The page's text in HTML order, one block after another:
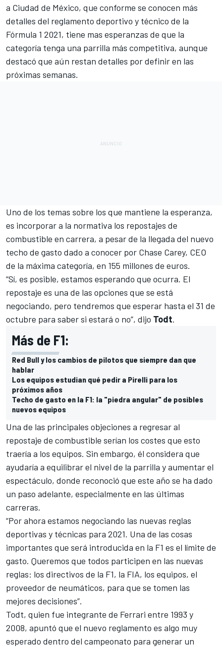
a Ciudad de México, que conforme se conocen más
detalles del reglamento deportivo y técnico de la
Fórmula 1 2021, tiene mas esperanzas de que la
categoría tenga una parrilla más competitiva, aunque
destacó que aún restan detalles por definir en las
próximas semanas.
Uno de los temas sobre los que mantiene la esperanza,
es incorporar a la normativa los repostajes de
combustible en carrera, a pesar de la llegada del nuevo
techo de gasto dado a conocer por Chase Carey, CEO
de la máxima categoría, en 155 millones de euros.
“Sí, es posible, estamos esperando que ocurra. El
repostaje es una de las opciones que se está
negociando, pero tendremos que esperar hasta el 31 de
octubre para saber si estará o no”, dijo Todt.
Más de F1:
Red Bull y los cambios de pilotos que siempre dan que
hablar
Los equipos estudian qué pedir a Pirelli para los
próximos años
Techo de gasto en la F1: la "piedra angular" de posibles
nuevos equipos
Una de las principales objeciones a regresar al
repostaje de combustible serían los costes que esto
traería a los equipos. Sin embargo, él considera que
ayudaría a equilibrar el nivel de la parrilla y aumentar el
espectáculo, donde reconoció que este año se ha dado
un paso adelante, especialmente en las últimas
carreras.
“Por ahora estamos negociando las nuevas reglas
deportivas y técnicas para 2021. Una de las cosas
importantes que será introducida en la F1 es el límite de
gasto. Queremos que todos participen en las nuevas
reglas: los directivos de la F1, la FIA, los equipos, el
proveedor de neumáticos, para que se tomen las
mejores decisiones”.
Todt, quien fue integrante de Ferrari entre 1993 y
2008, apuntó que el nuevo reglamento es algo muy
esperado dentro del campeonato para generar un